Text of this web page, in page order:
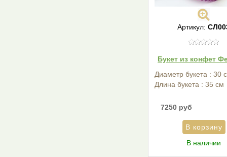
Артикул:
Букет из конфет
Диаметр букета : 30
Длина букета : 35 см
7250 руб
В наличии